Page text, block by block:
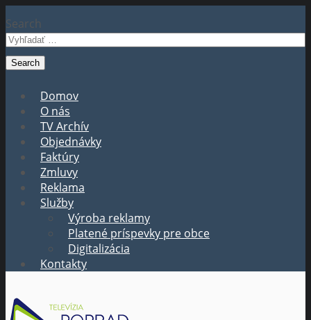
Search
Domov
O nás
TV Archív
Objednávky
Faktúry
Zmluvy
Reklama
Služby
Výroba reklamy
Platené príspevky pre obce
Digitalizácia
Kontakty